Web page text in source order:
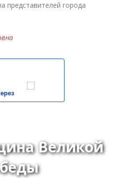
представителей города
Великой